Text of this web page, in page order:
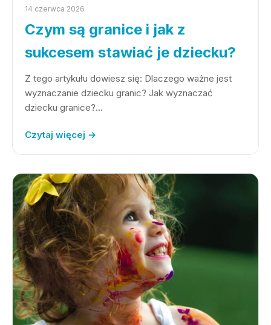
14 czerwca 2026
Czym są granice i jak z
sukcesem stawiać je dziecku?
Z tego artykułu dowiesz się: Dlaczego ważne jest
wyznaczanie dziecku granic? Jak wyznaczać
dziecku granice?…
Czytaj więcej →